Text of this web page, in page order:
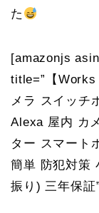
た
[amazonjs
title=”【
メラ スイッチ
Alexa 屋内 カ
ター スマート
簡単 防犯対策
振り) 三年保証